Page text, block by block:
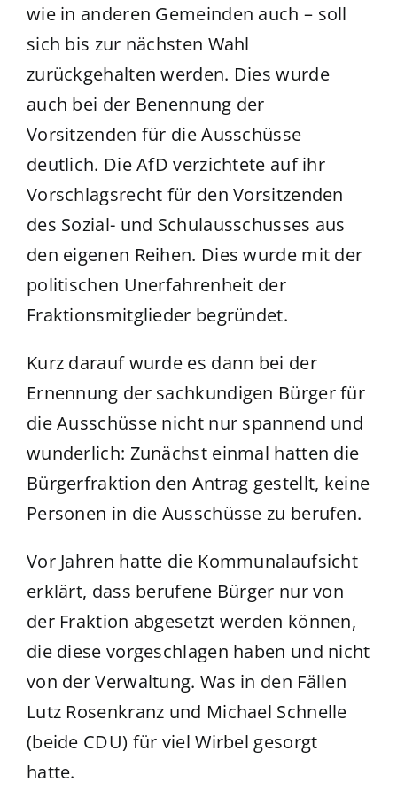
wie in anderen Gemeinden auch – soll
sich bis zur nächsten Wahl
zurückgehalten werden. Dies wurde
auch bei der Benennung der
Vorsitzenden für die Ausschüsse
deutlich. Die AfD verzichtete auf ihr
Vorschlagsrecht für den Vorsitzenden
des Sozial- und Schulausschusses aus
den eigenen Reihen. Dies wurde mit der
politischen Unerfahrenheit der
Fraktionsmitglieder begründet.
Kurz darauf wurde es dann bei der
Ernennung der sachkundigen Bürger für
die Ausschüsse nicht nur spannend und
wunderlich: Zunächst einmal hatten die
Bürgerfraktion den Antrag gestellt, keine
Personen in die Ausschüsse zu berufen.
Vor Jahren hatte die Kommunalaufsicht
erklärt, dass berufene Bürger nur von
der Fraktion abgesetzt werden können,
die diese vorgeschlagen haben und nicht
von der Verwaltung. Was in den Fällen
Lutz Rosenkranz und Michael Schnelle
(beide CDU) für viel Wirbel gesorgt
hatte.